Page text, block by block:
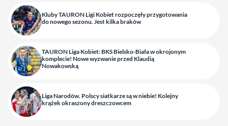
Kluby TAURON Ligi Kobiet rozpoczęły przygotowania
do nowego sezonu. Jest kilka braków
TAURON Liga Kobiet: BKS Bielsko-Biała w okrojonym
komplecie! Nowe wyzwanie przed Klaudią
Nowakowską
Liga Narodów. Polscy siatkarze są w niebie! Kolejny
krążek okraszony dreszczowcem